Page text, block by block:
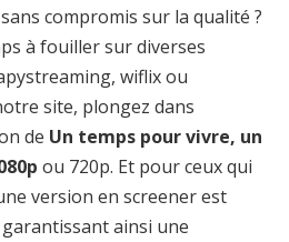
compromis sur la qualité ?
à fouiller sur diverses
wiflix ou
site, plongez dans
de Un temps pour vivre, un
ou 720p. Et pour ceux qui
version en screener est
ainsi une